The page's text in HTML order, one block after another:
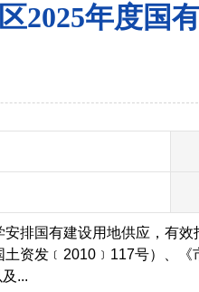
2025年度国
排国有建设用地供应，有
资发﹝2010﹞117号）、
...